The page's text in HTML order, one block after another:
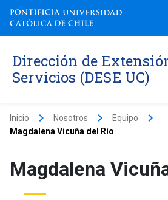
Dirección de
Servicios (DESE UC)
Inicio keyboard_arrow_right Nosotros keyboard_arrow_right Equipo keyboard_arrow_right
Magdalena Vicuña del Río
Magdalena